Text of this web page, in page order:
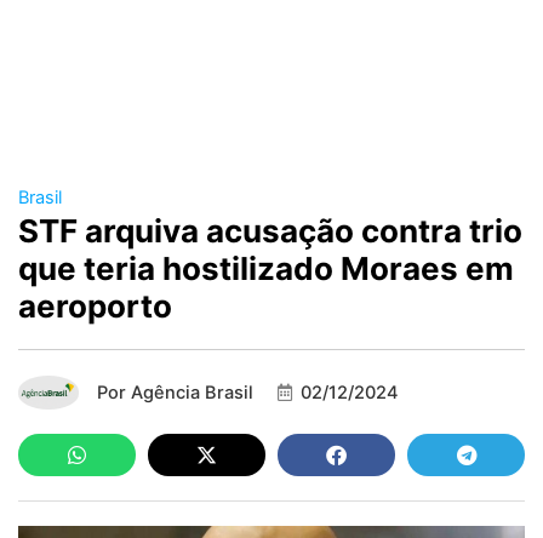
Brasil
STF arquiva acusação contra trio
que teria hostilizado Moraes em
aeroporto
Por Agência Brasil 02/12/2024